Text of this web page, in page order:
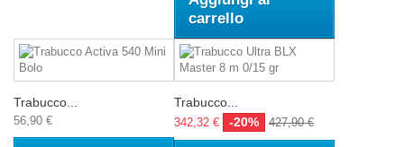
carrello
Trabucco...
56,90 €
Trabucco...
342,32 € -20% 427,90 €